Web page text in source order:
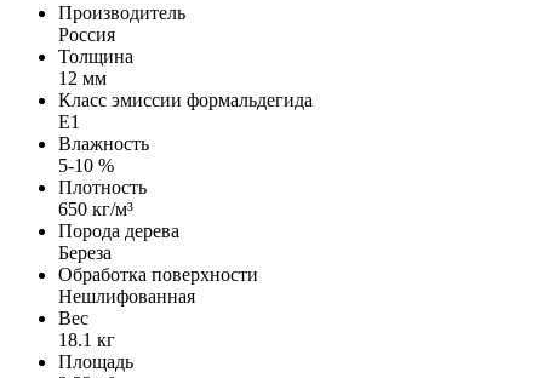
Производитель
Россия
Толщина
12 мм
Класс эмиссии формальдегида
Е1
Влажность
5-10 %
Плотность
650 кг/м³
Порода дерева
Береза
Обработка поверхности
Нешлифованная
Вес
18.1 кг
Площадь